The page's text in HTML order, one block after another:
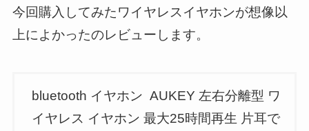
今回購入してみたワイヤレスイヤホンが想像以
上によかったのレビューします。
bluetooth イヤホン AUKEY 左右分離型 ワ
イヤレス イヤホン 最大25時間再生 片耳で